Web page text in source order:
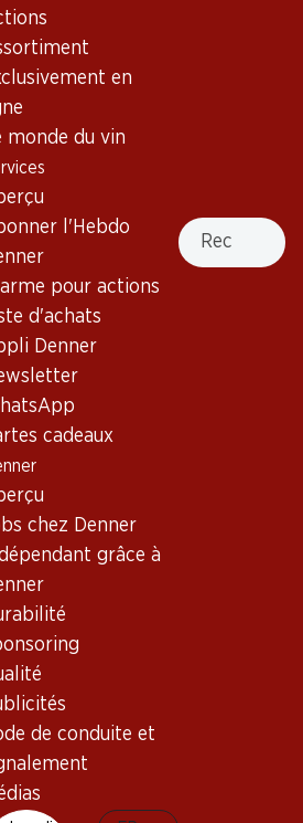
en
monde du vin
l'Hebdo
pour actions
d'achats
Denner
cadeaux
chez Denner
grâce à
de conduite et
Recherche
cru classé, Robert Parker 90-92,
dégustation